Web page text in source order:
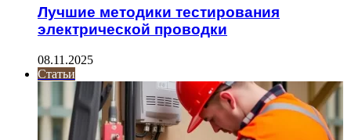
Лучшие методики тестирования
электрической проводки
08.11.2025
Статьи